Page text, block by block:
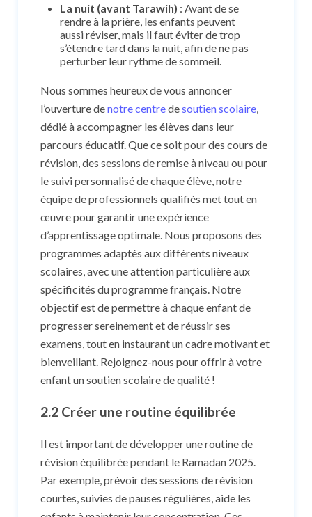
La nuit (avant Tarawih) : Avant de se
rendre à la prière, les enfants peuvent
aussi réviser, mais il faut éviter de trop
s’étendre tard dans la nuit, afin de ne pas
perturber leur rythme de sommeil.
Nous sommes heureux de vous annoncer
l’ouverture denotre centredesoutien scolaire,
dédié à accompagner les élèves dans leur
parcours éducatif. Que ce soit pour des cours de
révision, des sessions de remise à niveau ou pour
le suivi personnalisé de chaque élève, notre
équipe de professionnels qualifiés met tout en
œuvre pour garantir une expérience
d’apprentissage optimale. Nous proposons des
programmes adaptés aux différents niveaux
scolaires, avec une attention particulière aux
spécificités du programme français. Notre
objectif est de permettre à chaque enfant de
progresser sereinement et de réussir ses
examens, tout en instaurant un cadre motivant et
bienveillant. Rejoignez-nous pour offrir à votre
enfant un soutien scolaire de qualité !
2.2 Créer une routine équilibrée
Il est important de développer une routine de
révision équilibrée pendant le Ramadan 2025.
Par exemple, prévoir des sessions de révision
courtes, suivies de pauses régulières, aide les